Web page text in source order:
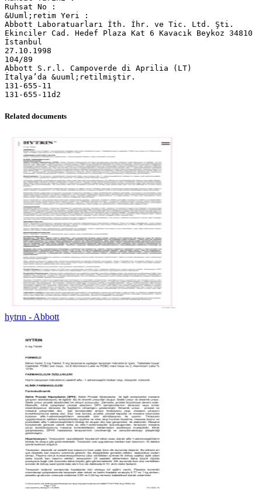
Related documents
hytrın - Abbott